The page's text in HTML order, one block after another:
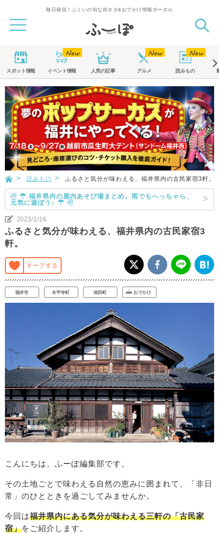
毎日発信！ふくいの旬な街ネタ&おでかけ情報ポータル
スポット情報 イベント情報 人気の記事 グルメ 読みもの
読みもの ふるさと気分が味わえる、福井県内の古民家宿3軒。
☃ ☂ 福井県内の屋内あそび場まとめ。雨でもへっちゃら、
元気に遊ぼう♪ ☂ ☃
2023/1/16
ふるさと気分が味わえる、福井県内の古民家宿3
軒。
キープする
福井市 永平寺町 池田町 おでかけ
こんにちは、ふーぽ編集部です。
その土地ごとで味わえる自然の恵みに囲まれて、「非日
常」のひとときを過ごしてみませんか。
今回は福井県内にある気分が味わえる三軒の「古民家
宿」をご紹介します。